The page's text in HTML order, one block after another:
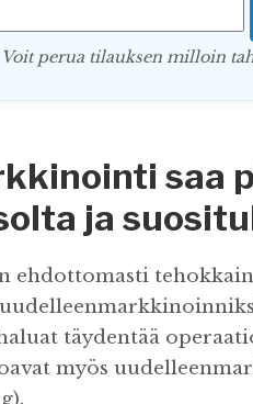
Voit perua tilauksen milloin
saa
ja
ehdottomasti
täydentää
myös